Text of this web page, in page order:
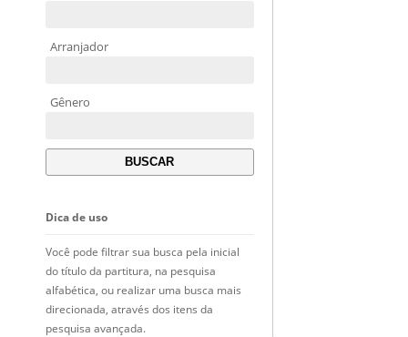
Arranjador
Gênero
Dica de uso
Você pode filtrar sua busca pela inicial
do título da partitura, na pesquisa
alfabética, ou realizar uma busca mais
direcionada, através dos itens da
pesquisa avançada.